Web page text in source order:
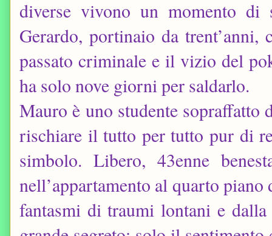
diverse vivono un momento di
Gerardo, portinaio da trent’anni,
passato criminale e il vizio del
ha solo nove giorni per saldarlo.
Mauro è uno studente
rischiare il tutto per tutto pur di
simbolo. Libero, 43enne
nell’appartamento al quarto piano
fantasmi di traumi lontani e